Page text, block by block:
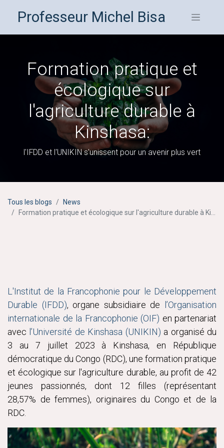
Professeur Michel Bisa
Formation pratique et
écologique sur
l'agriculture durable à
Kinshasa:
l'IFDD et l'UNIKIN s'unissent pour un avenir plus vert
Tous les blogs
News
Formation pratique et écologique sur l'agriculture durable à Kinshasa:
L'Institut de la Francophonie pour le Développement
Durable (IFDD), organe subsidiaire de l’Organisation
internationale de la Francophonie (OIF) en partenariat
avec l’Université de Kinshasa (UNIKIN) a organisé du
3 au 7 juillet 2023 à Kinshasa, en République
démocratique du Congo (RDC), une formation pratique
et écologique sur l'agriculture durable, au profit de 42
jeunes passionnés, dont 12 filles (représentant
28,57% de femmes), originaires du Congo et de la
RDC.